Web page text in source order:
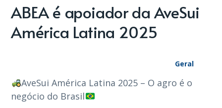
ABEA é apoiador da AveSui
América Latina 2025
Geral
AveSui América Latina 2025 – O agro é o
negócio do Brasil